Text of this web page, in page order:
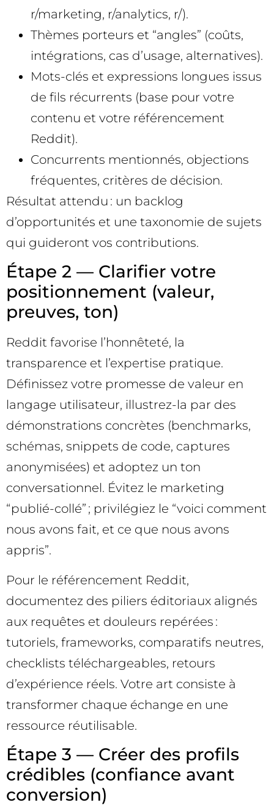
r/marketing, r/analytics, r/).
Thèmes porteurs et “angles” (coûts,
intégrations, cas d’usage, alternatives).
Mots-clés et expressions longues issus
de fils récurrents (base pour votre
contenu et votre référencement
Reddit).
Concurrents mentionnés, objections
fréquentes, critères de décision.
Résultat attendu : un backlog
d’opportunités et une taxonomie de sujets
qui guideront vos contributions.
Étape 2 — Clarifier votre
positionnement (valeur,
preuves, ton)
Reddit favorise l’honnêteté, la
transparence et l’expertise pratique.
Définissez votre promesse de valeur en
langage utilisateur, illustrez-la par des
démonstrations concrètes (benchmarks,
schémas, snippets de code, captures
anonymisées) et adoptez un ton
conversationnel. Évitez le marketing
“publié-collé” ; privilégiez le “voici comment
nous avons fait, et ce que nous avons
appris”.
Pour le référencement Reddit,
documentez des piliers éditoriaux alignés
aux requêtes et douleurs repérées :
tutoriels, frameworks, comparatifs neutres,
checklists téléchargeables, retours
d’expérience réels. Votre art consiste à
transformer chaque échange en une
ressource réutilisable.
Étape 3 — Créer des profils
crédibles (confiance avant
conversion)